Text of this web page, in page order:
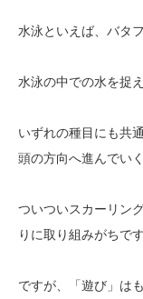
水泳といえば、バタ
水泳の中での水を捉
いずれの種目にも共
頭の方向へ進んでいく
ついついスカーリン
りに取り組みがちです
ですが、「遊び」は